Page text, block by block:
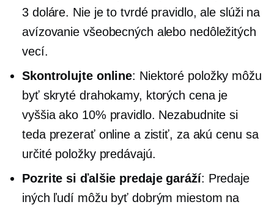
3 doláre. Nie je to tvrdé pravidlo, ale slúži na
avízovanie všeobecných alebo nedôležitých
vecí.
Skontrolujte online: Niektoré položky môžu
byť skryté drahokamy, ktorých cena je
vyššia ako 10% pravidlo. Nezabudnite si
teda prezerať online a zistiť, za akú cenu sa
určité položky predávajú.
Pozrite si ďalšie predaje garáží: Predaje
iných ľudí môžu byť dobrým miestom na